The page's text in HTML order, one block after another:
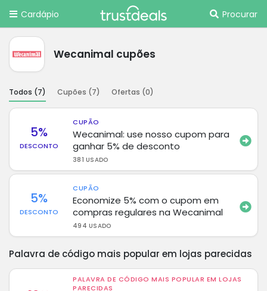
Cardápio Procurar
Wecanimal cupões
Todos (7) Cupões (7) Ofertas (0)
5%
DESCONTO
CUPÃO
Wecanimal: use nosso cupom para
ganhar 5% de desconto
381 USADO
5%
DESCONTO
CUPÃO
Economize 5% com o cupom em
compras regulares na Wecanimal
494 USADO
Palavra de código mais popular em lojas parecidas
PALAVRA DE CÓDIGO MAIS POPULAR EM LOJAS
PARECIDAS